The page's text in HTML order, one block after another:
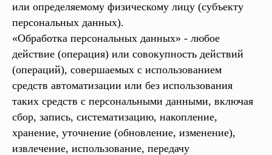
или определяемому физическому лицу (субъекту
персональных данных).
«Обработка персональных данных» - любое
действие (операция) или совокупность действий
(операций), совершаемых с использованием
средств автоматизации или без использования
таких средств с персональными данными, включая
сбор, запись, систематизацию, накопление,
хранение, уточнение (обновление, изменение),
извлечение, использование, передачу